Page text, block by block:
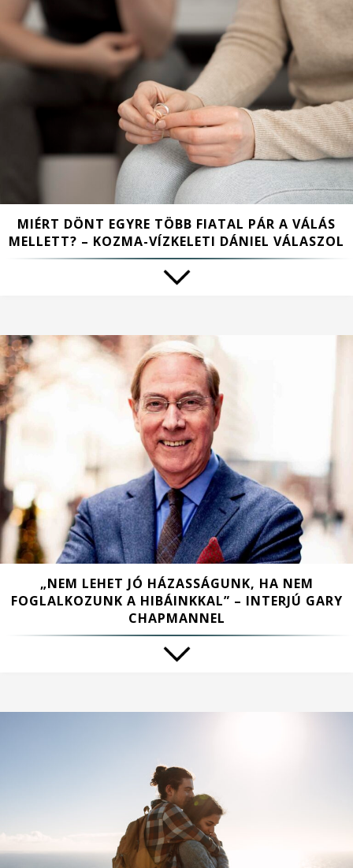
MIÉRT DÖNT EGYRE TÖBB FIATAL PÁR A VÁLÁS
MELLETT? – KOZMA-VÍZKELETI DÁNIEL VÁLASZOL
„NEM LEHET JÓ HÁZASSÁGUNK, HA NEM
FOGLALKOZUNK A HIBÁINKKAL” – INTERJÚ GARY
CHAPMANNEL